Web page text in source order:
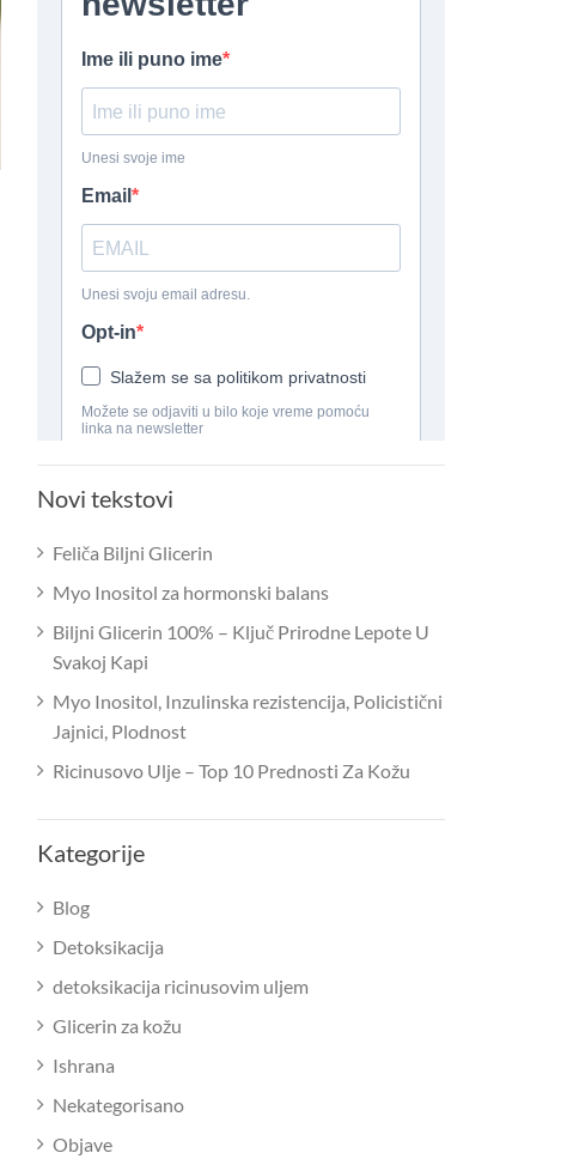
Novi tekstovi
Feliča Biljni Glicerin
Myo Inositol za hormonski balans
Biljni Glicerin 100% – Ključ Prirodne Lepote U
Svakoj Kapi
Myo Inositol, Inzulinska rezistencija, Policistični
Jajnici, Plodnost
Ricinusovo Ulje – Top 10 Prednosti Za Kožu
Kategorije
Blog
Detoksikacija
detoksikacija ricinusovim uljem
Glicerin za kožu
Ishrana
Nekategorisano
Objave